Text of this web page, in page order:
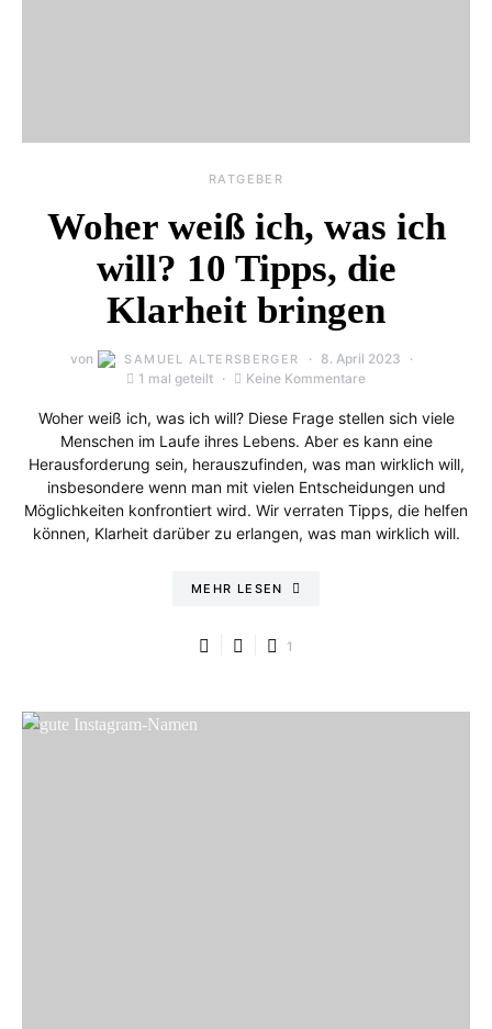
RATGEBER
Woher weiß ich, was ich
will? 10 Tipps, die
Klarheit bringen
von SAMUEL ALTERSBERGER
8. April 2023
1 mal geteilt
Keine Kommentare
Woher weiß ich, was ich will? Diese Frage stellen sich viele
Menschen im Laufe ihres Lebens. Aber es kann eine
Herausforderung sein, herauszufinden, was man wirklich will,
insbesondere wenn man mit vielen Entscheidungen und
Möglichkeiten konfrontiert wird. Wir verraten Tipps, die helfen
können, Klarheit darüber zu erlangen, was man wirklich will.
MEHR LESEN
1